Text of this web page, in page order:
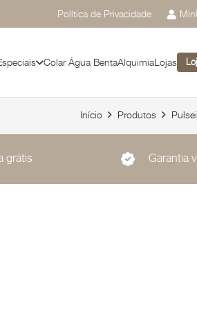
Política de Privacidade
Colar Água BentaAlquimiaLojas
Início Produtos
grátis Garantia